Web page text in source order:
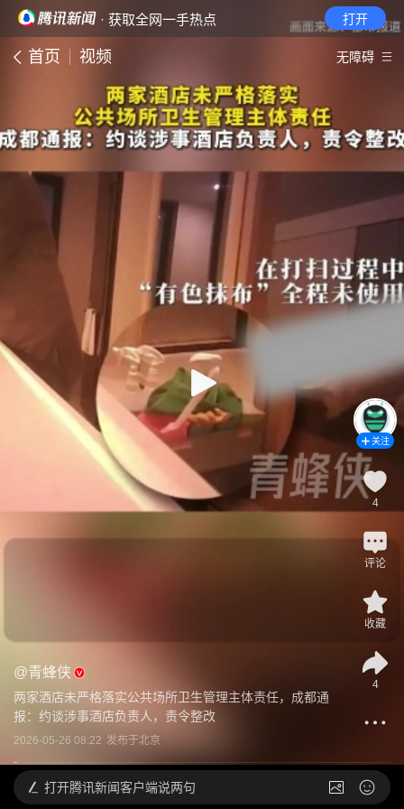
· 获取全网一手热点 打开
首页 视频 无障碍
@青蜂侠
两家酒店未严格落实公共场所卫生管理主体责任，成都通
报：约谈涉事酒店负责人，责令整改
2026-05-26 08:22 发布于北京
关注
4
评论
收藏
4
打开腾讯新闻客户端说两句